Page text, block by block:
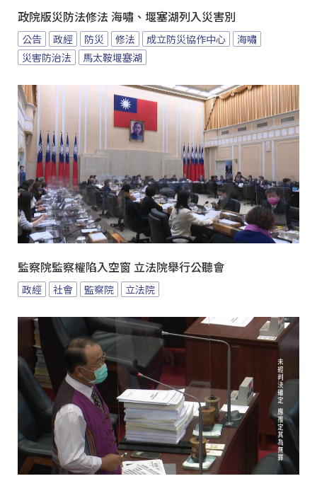
政院版災防法修法 海嘯、堰塞湖列入災害別
公告 政經 防災 修法 成立防災協作中心
海嘯
災害防治法
馬太鞍堰塞湖
監察院監察權陷入空窗 立法院舉行公聽會
政經 社會 監察院 立法院